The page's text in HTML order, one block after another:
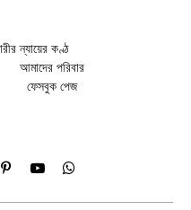
ন্যায়ের কণ্ঠ
আমাদের পরিবার
ফেসবুক পেজ
PinterestYouTubeWhatsApp